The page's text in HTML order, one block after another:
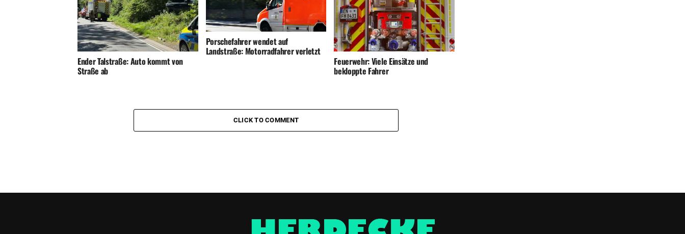
Ender Talstraße: Auto kommt von
Straße ab
Porschefahrer wendet auf
Landstraße: Motorradfahrer verletzt
Feuerwehr: Viele Einsätze und
bekloppte Fahrer
CLICK TO COMMENT